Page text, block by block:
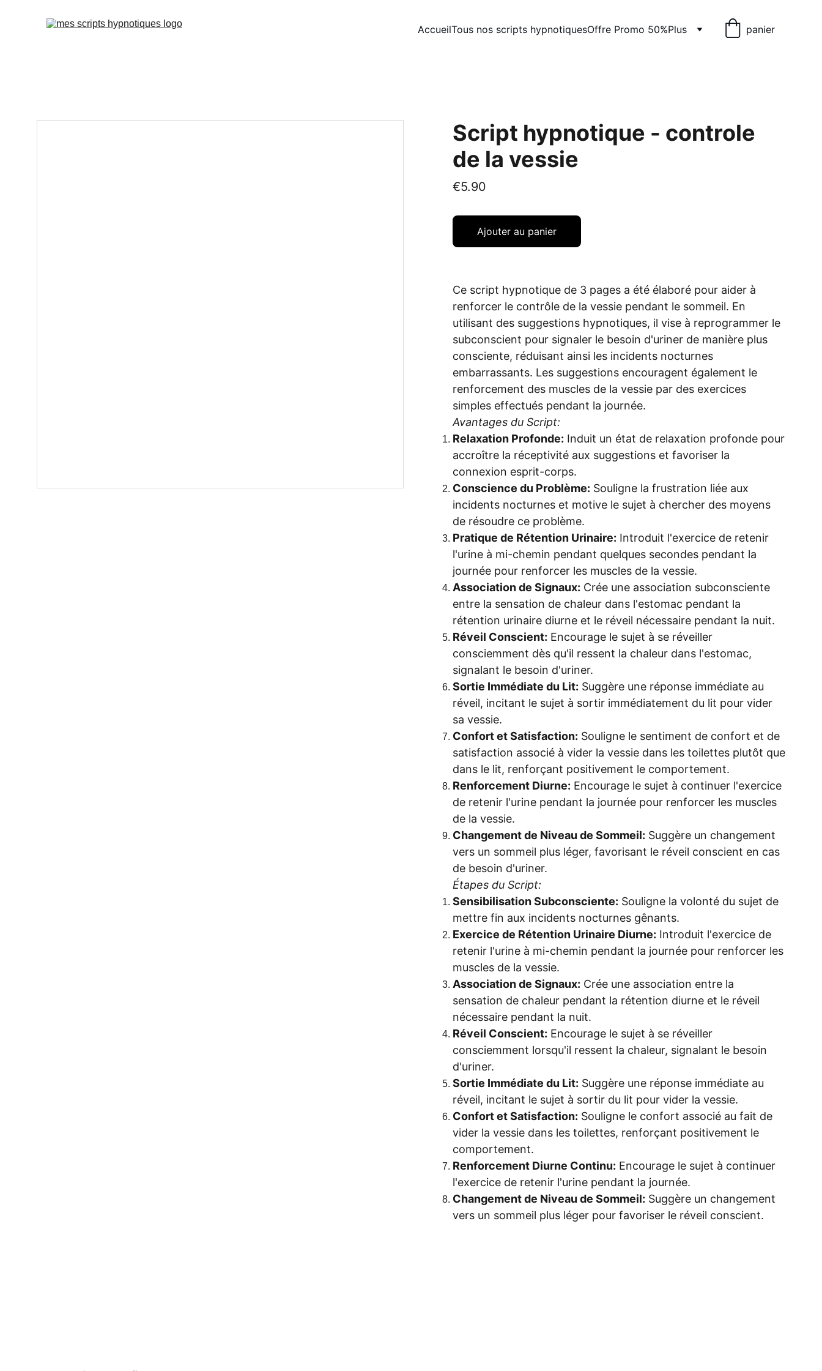
AccueilTous nos scripts hypnotiquesOffre Promo 50%Plus panier
Script hypnotique - controle
de la vessie
€5.90
Ajouter au panier
Ce script hypnotique de 3 pages a été élaboré pour aider à
renforcer le contrôle de la vessie pendant le sommeil. En
utilisant des suggestions hypnotiques, il vise à reprogrammer le
subconscient pour signaler le besoin d'uriner de manière plus
consciente, réduisant ainsi les incidents nocturnes
embarrassants. Les suggestions encouragent également le
renforcement des muscles de la vessie par des exercices
simples effectués pendant la journée.
Avantages du Script:
Relaxation Profonde: Induit un état de relaxation profonde pour
accroître la réceptivité aux suggestions et favoriser la
connexion esprit-corps.
Conscience du Problème: Souligne la frustration liée aux
incidents nocturnes et motive le sujet à chercher des moyens
de résoudre ce problème.
Pratique de Rétention Urinaire: Introduit l'exercice de retenir
l'urine à mi-chemin pendant quelques secondes pendant la
journée pour renforcer les muscles de la vessie.
Association de Signaux: Crée une association subconsciente
entre la sensation de chaleur dans l'estomac pendant la
rétention urinaire diurne et le réveil nécessaire pendant la nuit.
Réveil Conscient: Encourage le sujet à se réveiller
consciemment dès qu'il ressent la chaleur dans l'estomac,
signalant le besoin d'uriner.
Sortie Immédiate du Lit: Suggère une réponse immédiate au
réveil, incitant le sujet à sortir immédiatement du lit pour vider
sa vessie.
Confort et Satisfaction: Souligne le sentiment de confort et de
satisfaction associé à vider la vessie dans les toilettes plutôt que
dans le lit, renforçant positivement le comportement.
Renforcement Diurne: Encourage le sujet à continuer l'exercice
de retenir l'urine pendant la journée pour renforcer les muscles
de la vessie.
Changement de Niveau de Sommeil: Suggère un changement
vers un sommeil plus léger, favorisant le réveil conscient en cas
de besoin d'uriner.
Étapes du Script:
Sensibilisation Subconsciente: Souligne la volonté du sujet de
mettre fin aux incidents nocturnes gênants.
Exercice de Rétention Urinaire Diurne: Introduit l'exercice de
retenir l'urine à mi-chemin pendant la journée pour renforcer les
muscles de la vessie.
Association de Signaux: Crée une association entre la
sensation de chaleur pendant la rétention diurne et le réveil
nécessaire pendant la nuit.
Réveil Conscient: Encourage le sujet à se réveiller
consciemment lorsqu'il ressent la chaleur, signalant le besoin
d'uriner.
Sortie Immédiate du Lit: Suggère une réponse immédiate au
réveil, incitant le sujet à sortir du lit pour vider la vessie.
Confort et Satisfaction: Souligne le confort associé au fait de
vider la vessie dans les toilettes, renforçant positivement le
comportement.
Renforcement Diurne Continu: Encourage le sujet à continuer
l'exercice de retenir l'urine pendant la journée.
Changement de Niveau de Sommeil: Suggère un changement
vers un sommeil plus léger pour favoriser le réveil conscient.